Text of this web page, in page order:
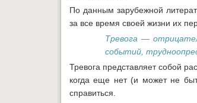
По данным зарубежной
за все время своей жизни их
Тревога —
событий,
Тревога представляет собой
когда еще нет (и может не
справиться.